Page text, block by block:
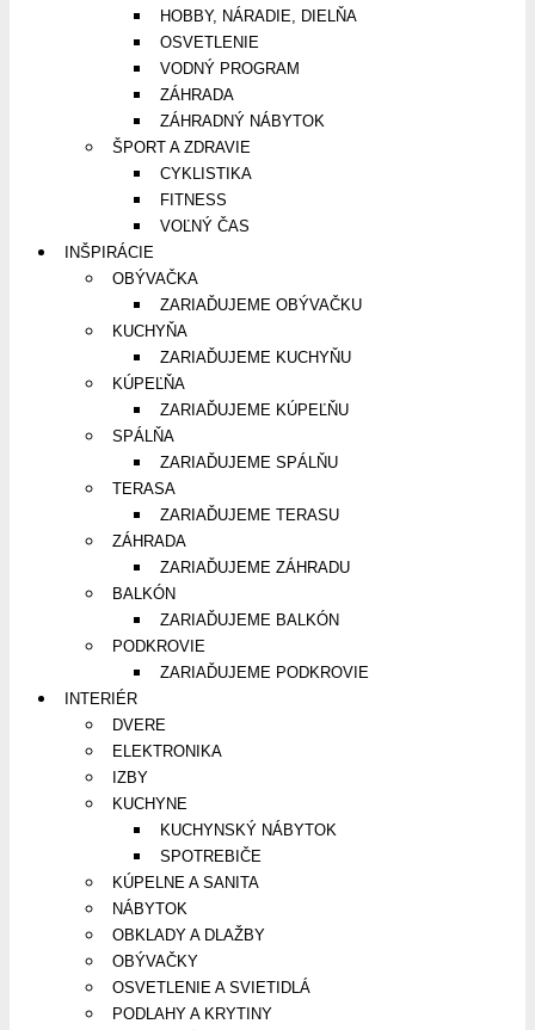
HOBBY, NÁRADIE, DIELŇA
OSVETLENIE
VODNÝ PROGRAM
ZÁHRADA
ZÁHRADNÝ NÁBYTOK
ŠPORT A ZDRAVIE
CYKLISTIKA
FITNESS
VOĽNÝ ČAS
INŠPIRÁCIE
OBÝVAČKA
ZARIAĎUJEME OBÝVAČKU
KUCHYŇA
ZARIAĎUJEME KUCHYŇU
KÚPEĽŇA
ZARIAĎUJEME KÚPEĽŇU
SPÁLŇA
ZARIAĎUJEME SPÁLŇU
TERASA
ZARIAĎUJEME TERASU
ZÁHRADA
ZARIAĎUJEME ZÁHRADU
BALKÓN
ZARIAĎUJEME BALKÓN
PODKROVIE
ZARIAĎUJEME PODKROVIE
INTERIÉR
DVERE
ELEKTRONIKA
IZBY
KUCHYNE
KUCHYNSKÝ NÁBYTOK
SPOTREBIČE
KÚPELNE A SANITA
NÁBYTOK
OBKLADY A DLAŽBY
OBÝVAČKY
OSVETLENIE A SVIETIDLÁ
PODLAHY A KRYTINY